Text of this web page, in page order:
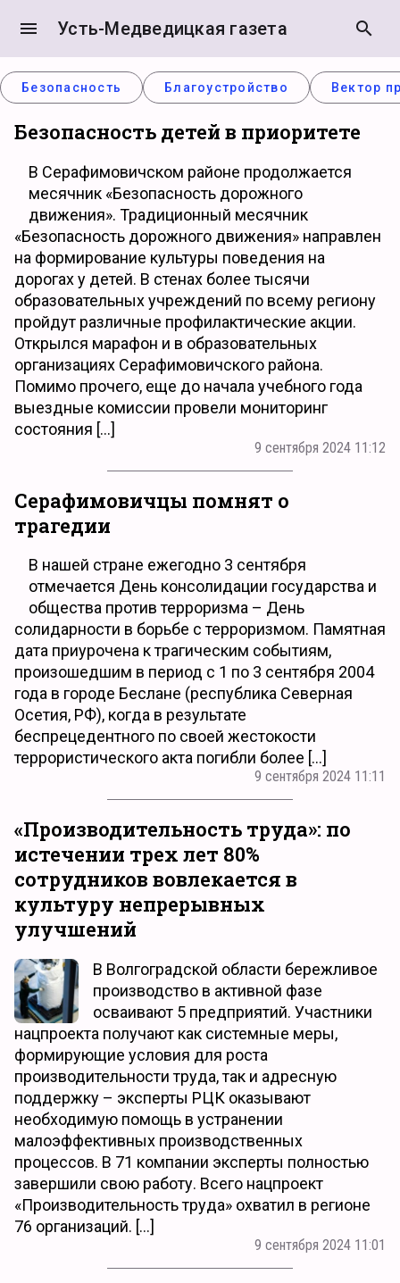
menu Усть-Медведицкая газета search
Безопасность Благоустройство Вектор
Безопасность детей в приоритете
В Серафимовичском районе продолжается
месячник «Безопасность дорожного
движения». Традиционный месячник
«Безопасность дорожного движения» направлен
на формирование культуры поведения на
дорогах у детей. В стенах более тысячи
образовательных учреждений по всему региону
пройдут различные профилактические акции.
Открылся марафон и в образовательных
организациях Серафимовичского района.
Помимо прочего, еще до начала учебного года
выездные комиссии провели мониторинг
состояния […]
9 сентября 2024 11:12
Серафимовичцы помнят о
трагедии
В нашей стране ежегодно 3 сентября
отмечается День консолидации государства и
общества против терроризма – День
солидарности в борьбе с терроризмом. Памятная
дата приурочена к трагическим событиям,
произошедшим в период с 1 по 3 сентября 2004
года в городе Беслане (республика Северная
Осетия, РФ), когда в результате
беспрецедентного по своей жестокости
террористического акта погибли более […]
9 сентября 2024 11:11
«Производительность труда»: по
истечении трех лет 80%
сотрудников вовлекается в
культуру непрерывных
улучшений
В Волгоградской области бережливое
производство в активной фазе
осваивают 5 предприятий. Участники
нацпроекта получают как системные меры,
формирующие условия для роста
производительности труда, так и адресную
поддержку – эксперты РЦК оказывают
необходимую помощь в устранении
малоэффективных производственных
процессов. В 71 компании эксперты полностью
завершили свою работу. Всего нацпроект
«Производительность труда» охватил в регионе
76 организаций. […]
9 сентября 2024 11:01